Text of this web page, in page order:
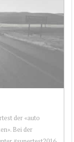
der «auto
Bei der